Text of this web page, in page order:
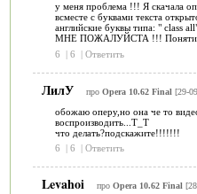
у меня проблема !!! Я скачала
всместе с буквами текста
английские буквы типа: "
МНЕ ПОЖАЛУЙСТА !!! Понятия
6
| 6 | Ответить
ЛилУ про Opera 10.62 Final [29-
обожаю оперу,но она че то
воспроизводить...Т_Т
что делать?подскажите!!!!!!!
6
| 6 | Ответить
Levahoi про Opera 10.62 Final